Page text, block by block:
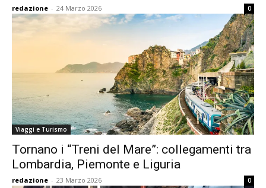
redazione - 24 Marzo 2026 0
Viaggi e Turismo
Tornano i “Treni del Mare”: collegamenti tra
Lombardia, Piemonte e Liguria
redazione - 23 Marzo 2026 0